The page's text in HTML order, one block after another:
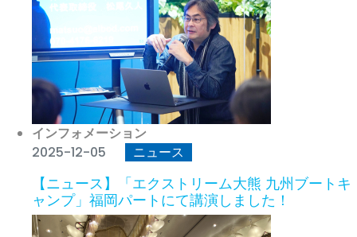
インフォメーション
2025-12-05
ニュース
【ニュース】「エクストリーム大熊 九州ブートキ
ャンプ」福岡パートにて講演しました！